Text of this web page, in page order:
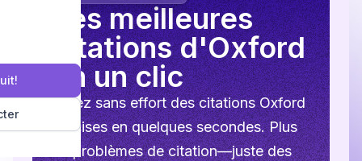
Les meilleures
citations d'Oxford
en un clic
Créez sans effort des citations Oxford
précises en quelques secondes. Plus
de problèmes de citation—juste des